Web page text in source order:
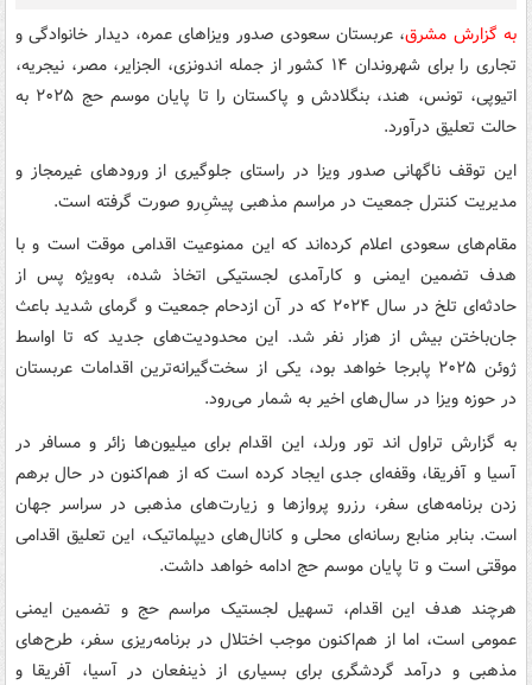
به گزارش مشرق، عربستان سعودی صدور ویزاهای عمره، دیدار خانوادگی و
تجاری را برای شهروندان ۱۴ کشور از جمله اندونزی، الجزایر، مصر، نیجریه،
اتیوپی، تونس، هند، بنگلادش و پاکستان را تا پایان موسم حج ۲۰۲۵ به
حالت تعلیق درآورد.
این توقف ناگهانی صدور ویزا در راستای جلوگیری از ورودهای غیرمجاز و
مدیریت کنترل جمعیت در مراسم مذهبی پیشِ‌رو صورت گرفته است.
مقام‌های سعودی اعلام کرده‌اند که این ممنوعیت اقدامی موقت است و با
هدف تضمین ایمنی و کارآمدی لجستیکی اتخاذ شده، به‌ویژه پس از
حادثه‌ای تلخ در سال ۲۰۲۴ که در آن ازدحام جمعیت و گرمای شدید باعث
جان‌باختن بیش از هزار نفر شد. این محدودیت‌های جدید که تا اواسط
ژوئن ۲۰۲۵ پابرجا خواهد بود، یکی از سخت‌گیرانه‌ترین اقدامات عربستان
در حوزه ویزا در سال‌های اخیر به شمار می‌رود.
به گزارش تراول اند تور ورلد، این اقدام برای میلیون‌ها زائر و مسافر در
آسیا و آفریقا، وقفه‌ای جدی ایجاد کرده است که از هم‌اکنون در حال برهم
زدن برنامه‌های سفر، رزرو پروازها و زیارت‌های مذهبی در سراسر جهان
است. بنابر منابع رسانه‌ای محلی و کانال‌های دیپلماتیک، این تعلیق اقدامی
موقتی است و تا پایان موسم حج ادامه خواهد داشت.
هرچند هدف این اقدام، تسهیل لجستیک مراسم حج و تضمین ایمنی
عمومی است، اما از هم‌اکنون موجب اختلال در برنامه‌ریزی سفر، طرح‌های
مذهبی و درآمد گردشگری برای بسیاری از ذینفعان در آسیا، آفریقا و